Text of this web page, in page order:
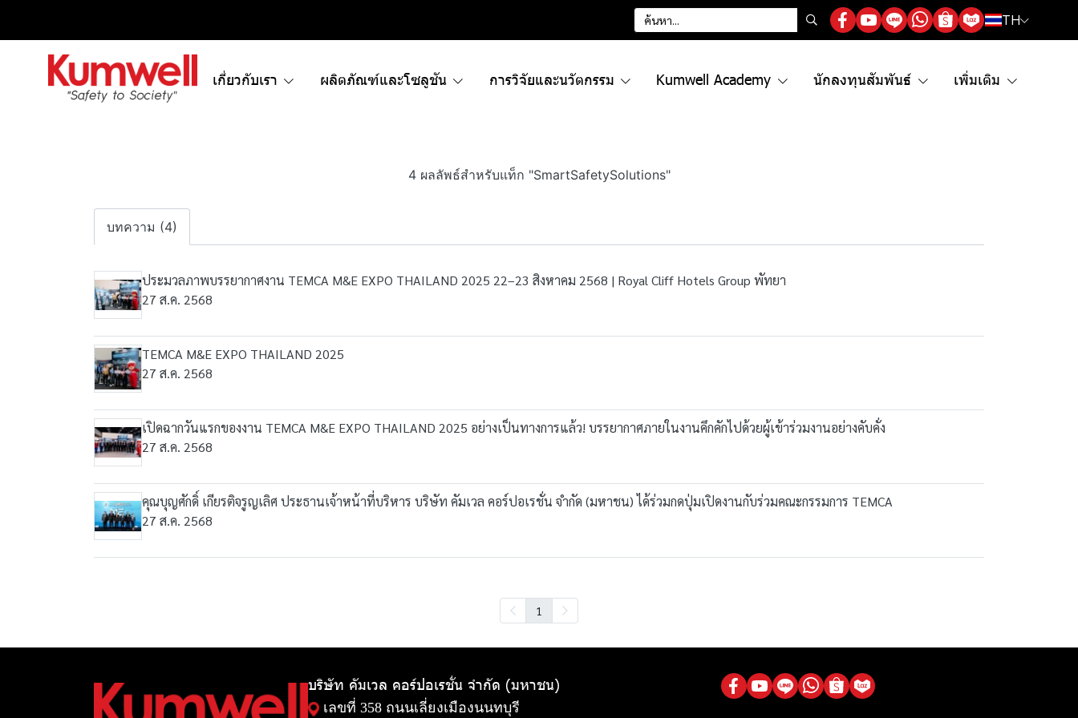
TH
เกี่ยวกับเรา ผลิตภัณฑ์และโซลูชัน การวิจัยและนวัตกรรม Kumwell Academy นักลงทุนสัมพันธ์ เพิ่มเติม
4 ผลลัพธ์สำหรับแท็ก "SmartSafetySolutions"
บทความ (4)
ประมวลภาพบรรยากาศงาน TEMCA M&E EXPO THAILAND 2025 22–23 สิงหาคม 2568 | Royal Cliff Hotels Group พัทยา
27 ส.ค. 2568
TEMCA M&E EXPO THAILAND 2025
27 ส.ค. 2568
เปิดฉากวันแรกของงาน TEMCA M&E EXPO THAILAND 2025 อย่างเป็นทางการแล้ว! บรรยากาศภายในงานคึกคักไปด้วยผู้เข้าร่วมงานอย่างคับคั่ง
27 ส.ค. 2568
คุณบุญศักดิ์ เกียรติจรูญเลิศ ประธานเจ้าหน้าที่บริหาร บริษัท คัมเวล คอร์ปอเรชั่น จำกัด (มหาชน) ได้ร่วมกดปุ่มเปิดงานกับร่วมคณะกรรมการ TEMCA
27 ส.ค. 2568
1
บริษัท คัมเวล คอร์ปอเรชั่น จำกัด (มหาชน)
เลขที่ 358 ถนนเลี่ยงเมืองนนทบุรี